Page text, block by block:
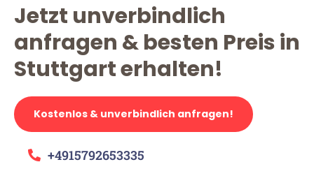
Jetzt unverbindlich
anfragen & besten Preis in
Stuttgart erhalten!
Kostenlos & unverbindlich anfragen!
+4915792653335